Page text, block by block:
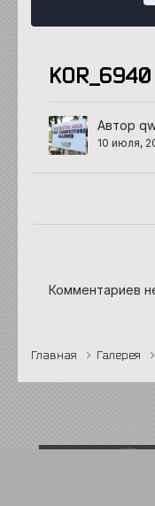
Автор
10 июля,
Комментариев
Главная Галерея